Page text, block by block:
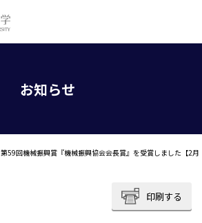
お知らせ
第59回機械振興賞『機械振興協会会長賞』を受賞しました【2月
印刷する